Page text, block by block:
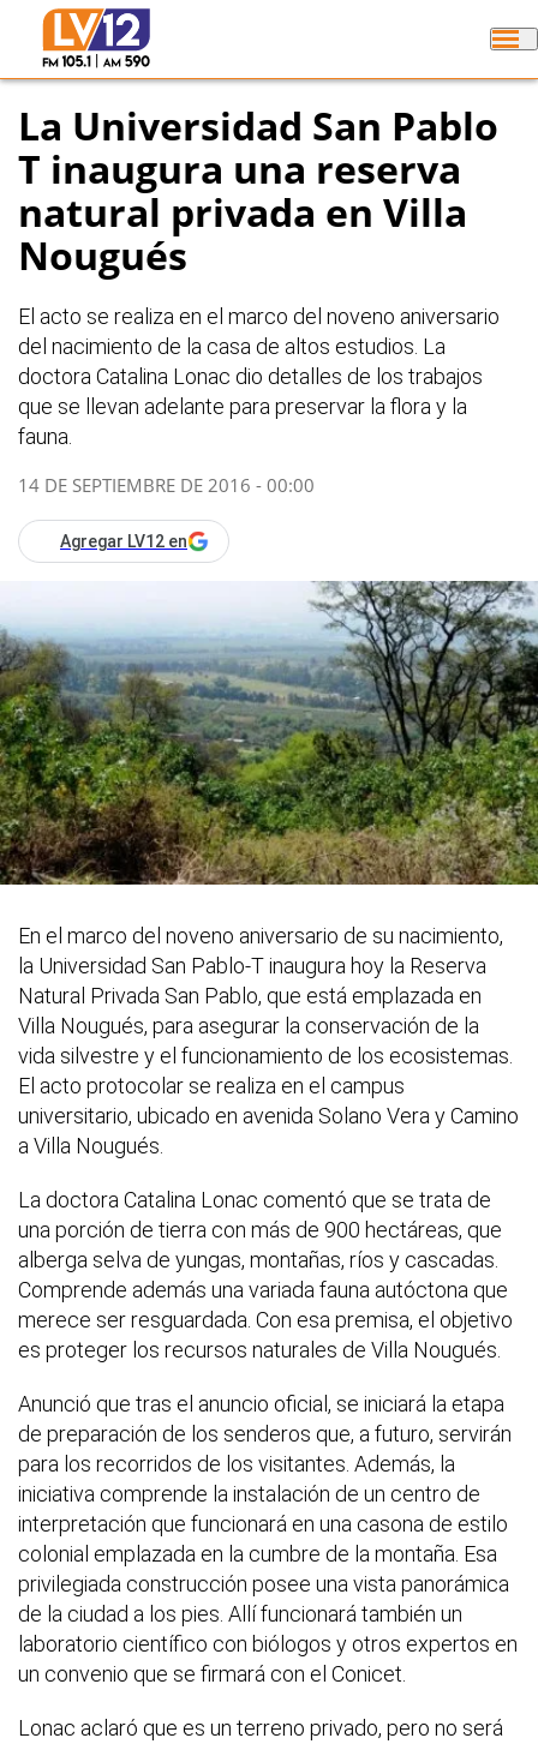
La Universidad San Pablo
T inaugura una reserva
natural privada en Villa
Nougués
El acto se realiza en el marco del noveno aniversario
del nacimiento de la casa de altos estudios. La
doctora Catalina Lonac dio detalles de los trabajos
que se llevan adelante para preservar la flora y la
fauna.
14 DE SEPTIEMBRE DE 2016 - 00:00
Agregar LV12 en
En el marco del noveno aniversario de su nacimiento,
la Universidad San Pablo-T inaugura hoy la Reserva
Natural Privada San Pablo, que está emplazada en
Villa Nougués, para asegurar la conservación de la
vida silvestre y el funcionamiento de los ecosistemas.
El acto protocolar se realiza en el campus
universitario, ubicado en avenida Solano Vera y Camino
a Villa Nougués.
La doctora Catalina Lonac comentó que se trata de
una porción de tierra con más de 900 hectáreas, que
alberga selva de yungas, montañas, ríos y cascadas.
Comprende además una variada fauna autóctona que
merece ser resguardada. Con esa premisa, el objetivo
es proteger los recursos naturales de Villa Nougués.
Anunció que tras el anuncio oficial, se iniciará la etapa
de preparación de los senderos que, a futuro, servirán
para los recorridos de los visitantes. Además, la
iniciativa comprende la instalación de un centro de
interpretación que funcionará en una casona de estilo
colonial emplazada en la cumbre de la montaña. Esa
privilegiada construcción posee una vista panorámica
de la ciudad a los pies. Allí funcionará también un
laboratorio científico con biólogos y otros expertos en
un convenio que se firmará con el Conicet.
Lonac aclaró que es un terreno privado, pero no será